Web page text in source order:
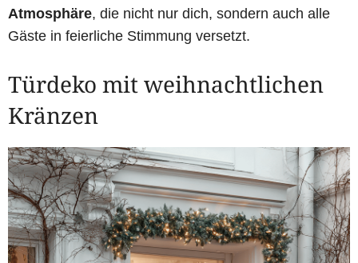
Atmosphäre, die nicht nur dich, sondern auch alle
Gäste in feierliche Stimmung versetzt.
Türdeko mit weihnachtlichen
Kränzen